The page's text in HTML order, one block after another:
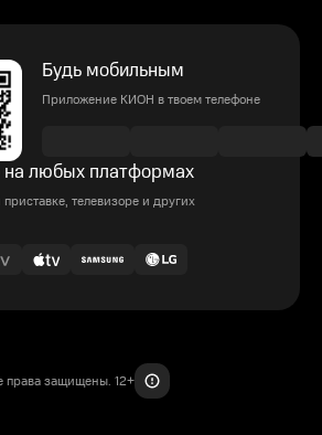
Будь мобильным
Приложение КИОН в твоем телефоне
на любых платформах
телевизоре и других
защищены. 12+